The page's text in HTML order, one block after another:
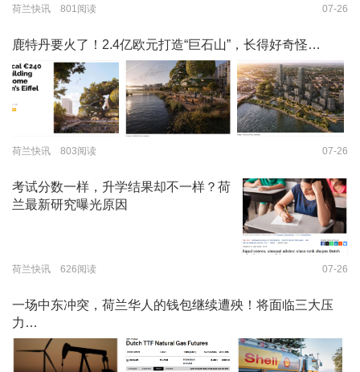
荷兰快讯 801阅读 07-26
鹿特丹要火了！2.4亿欧元打造“巨石山”，长得好奇怪…
荷兰快讯 803阅读 07-26
考试分数一样，升学结果却不一样？荷
兰最新研究曝光原因
荷兰快讯 626阅读 07-26
一场中东冲突，荷兰华人的钱包继续遭殃！将面临三大压
力…